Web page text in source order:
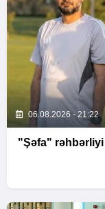
06.08.2026 - 21:22
"Şəfa"